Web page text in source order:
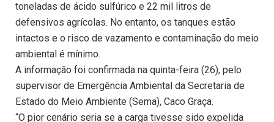
toneladas de ácido sulfúrico e 22 mil litros de
defensivos agrícolas. No entanto, os tanques estão
intactos e o risco de vazamento e contaminação do meio
ambiental é mínimo.
A informação foi confirmada na quinta-feira (26), pelo
supervisor de Emergência Ambiental da Secretaria de
Estado do Meio Ambiente (Sema), Caco Graça.
“O pior cenário seria se a carga tivesse sido expelida